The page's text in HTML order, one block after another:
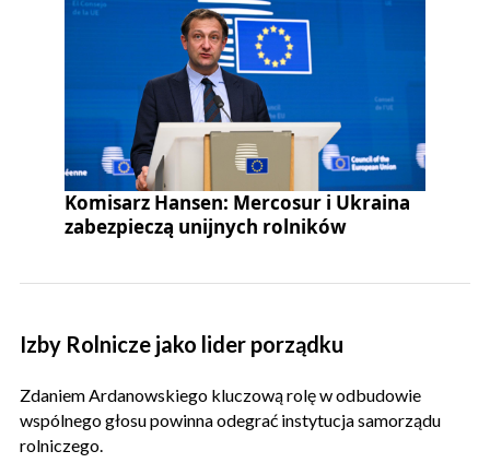
Komisarz Hansen: Mercosur i Ukraina
zabezpieczą unijnych rolników
Izby Rolnicze jako lider porządku
Zdaniem Ardanowskiego kluczową rolę w odbudowie
wspólnego głosu powinna odegrać instytucja samorządu
rolniczego.